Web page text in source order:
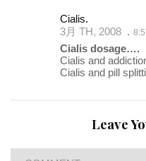
Cialis.
3月 TH, 2008
Cialis dosage….
Cialis and
Cialis and pill
Leave